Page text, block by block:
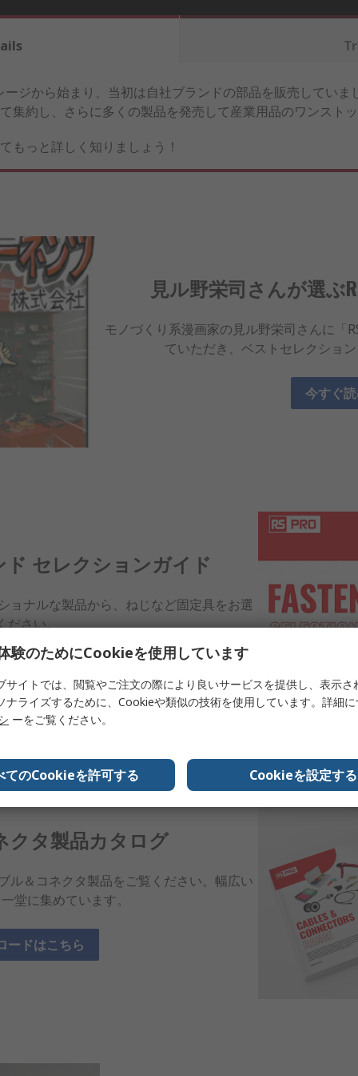
ジから始まり、当初は自社ブランドの部品を販売していま
集約し、さらに多くの製品を発売して産業用品のワンスト
もっと詳しく知りましょう！
見ル野栄司さんが選ぶ
モノづくり系漫画家の見ル野栄司さんに「
ていただき、ベストセレクショ
今すぐ
セレクションガイド
ョナルな製品から、ねじなど固定具をお選
ださい。
クタ製品カタログ
ル＆コネクタ製品をご覧ください。幅広い
堂に集めています。
ードはこちら
験のためにCookieを使用しています
サイトでは、閲覧やご注文の際により良いサービスを提供し、表示さ
ナライズするために、Cookieや類似の技術を使用しています。詳細
ーをご覧ください。
てのCookieを許可する Cookieを設定する